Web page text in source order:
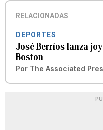
RELACIONADAS
DEPORTES
José Berríos lanza
Boston
Por The Associated